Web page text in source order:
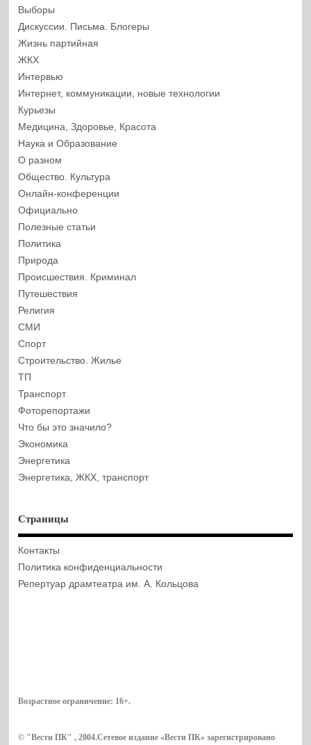
Выборы
Дискуссии. Письма. Блогеры
Жизнь партийная
ЖКХ
Интервью
Интернет, коммуникации, новые технологии
Курьезы
Медицина, Здоровье, Красота
Наука и Образование
О разном
Общество. Культура
Онлайн-конференции
Официально
Полезные статьи
Политика
Природа
Происшествия. Криминал
Путешествия
Религия
СМИ
Спорт
Строительство. Жилье
ТП
Транспорт
Фоторепортажи
Что бы это значило?
Экономика
Энергетика
Энергетика, ЖКХ, транспорт
Страницы
Контакты
Политика конфиденциальности
Репертуар драмтеатра им. А. Кольцова
Возрастное ограничение: 16+.
© "Вести ПК" , 2004.Сетевое издание «Вести ПК» зарегистрировано